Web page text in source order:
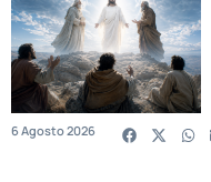
6 Agosto 2026